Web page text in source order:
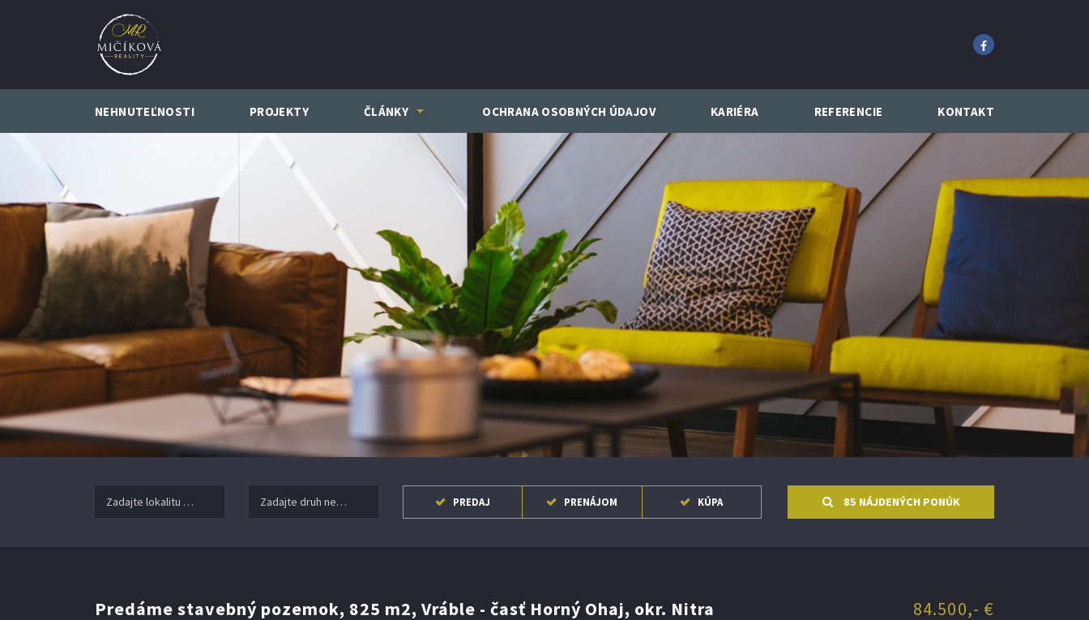
NEHNUTEĽNOSTI PROJEKTY ČLÁNKY OCHRANA OSOBNÝCH ÚDAJOV KARIÉRA REFERENCIE KONTAKT
Zadajte lokalitu nehnuteľnosti .. Zadajte druh nehnuteľnosti .. PREDAJ PRENÁJOM KÚPA 85 NÁJDENÝCH PONÚK
Predáme stavebný pozemok, 825 m2, Vráble - časť Horný Ohaj, okr. Nitra 84.500,- €